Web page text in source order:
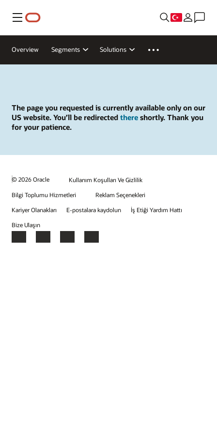
Menü
Overview Segments Solutions
The page you requested is currently available only on our
US website. You’ll be redirected there shortly. Thank you
for your patience.
© 2026 Oracle
Kullanım Koşulları Ve Gizlilik
Bilgi Toplumu Hizmetleri
Reklam Seçenekleri
Kariyer Olanakları
E-postalara kaydolun
İş Etiği Yardım Hattı
Bize Ulaşın
Facebook
X LinkedInYouTube